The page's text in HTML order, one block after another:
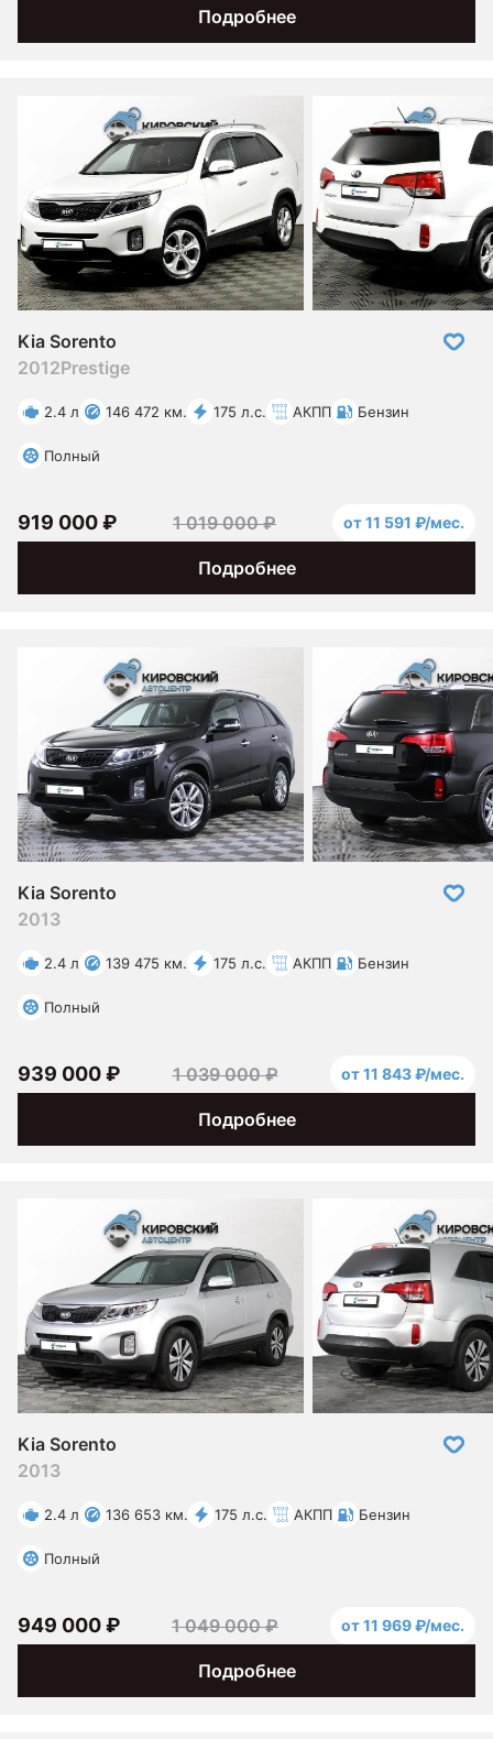
Подробнее
Kia Sorento
2012Prestige
2.4 л 146 472 км. 175 л.с. АКПП Бензин
Полный
Подробнее
919 000 ₽ 1 019 000 ₽ от 11 591 ₽/мес.
Kia Sorento
2013
2.4 л 139 475 км. 175 л.с. АКПП Бензин
Полный
Подробнее
939 000 ₽ 1 039 000 ₽ от 11 843 ₽/мес.
Kia Sorento
2013
2.4 л 136 653 км. 175 л.с. АКПП Бензин
Полный
Подробнее
949 000 ₽ 1 049 000 ₽ от 11 969 ₽/мес.